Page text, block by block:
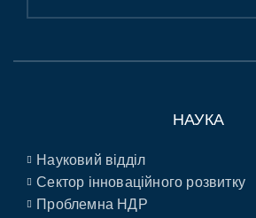
НАУКА
Науковий відділ
Сектор інноваційного розвитку
Проблемна НДР